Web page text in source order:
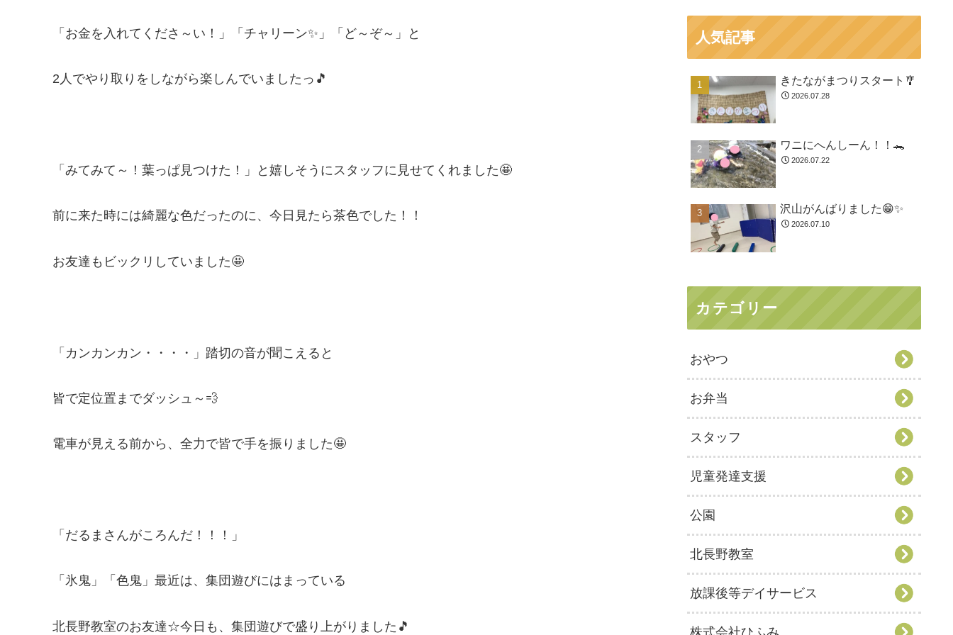
「お金を入れてくださ～い！」「チャリーン✨」「ど～ぞ～」と
2人でやり取りをしながら楽しんでいましたっ🎵
「みてみて～！葉っぱ見つけた！」と嬉しそうにスタッフに見せてくれました🤩
前に来た時には綺麗な色だったのに、今日見たら茶色でした！！
お友達もビックリしていました🤩
「カンカンカン・・・・」踏切の音が聞こえると
皆で定位置までダッシュ～💨
電車が見える前から、全力で皆で手を振りました🤩
「だるまさんがころんだ！！！」
「氷鬼」「色鬼」最近は、集団遊びにはまっている
北長野教室のお友達☆今日も、集団遊びで盛り上がりました🎵
人気記事
きたながまつりスタート🎐
2026.07.28
ワニにへんしーん！！🐊
2026.07.22
沢山がんばりました😁✨
2026.07.10
カテゴリー
おやつ
お弁当
スタッフ
児童発達支援
公園
北長野教室
放課後等デイサービス
株式会社ひふみ